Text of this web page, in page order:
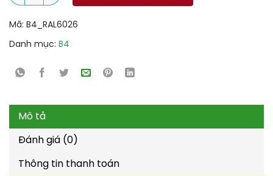
Mã: B4_RAL6026
Danh mục: B4
Mô tả
Đánh giá (0)
Thông tin thanh toán